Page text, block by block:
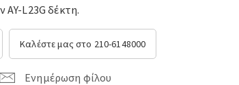
AY-L23G δέκτη.
Καλέστε μας στο 210-6148000
Ενημέρωση φίλου